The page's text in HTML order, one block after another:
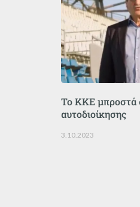
Το ΚΚΕ μπροστά
αυτοδιοίκησης
3.10.2023